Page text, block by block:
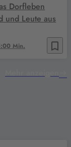
bookmark_border
Min.
Dorfleben
und Leute aus